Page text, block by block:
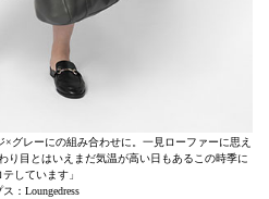
×グレーにの組み合わせに。一見ローファーに思え
り目とはいえまだ気温が高い日もあるこの時季に
しています」
ス：Loungedress